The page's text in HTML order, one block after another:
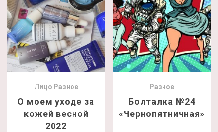
Лицо Разное
О моем уходе за
кожей весной
2022
Разное
Болталка №24
«Чернопятничная»